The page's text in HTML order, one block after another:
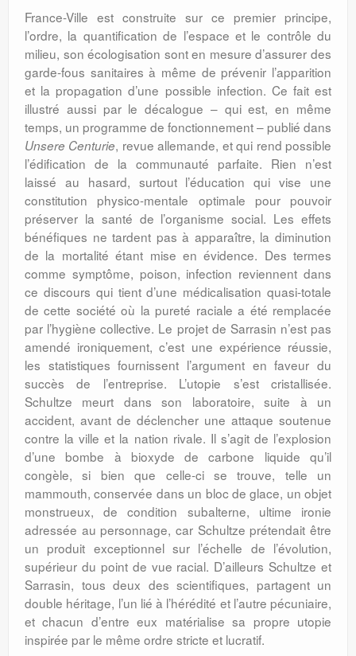
France-Ville est construite sur ce premier principe,
l’ordre, la quantification de l’espace et le contrôle du
milieu, son écologisation sont en mesure d’assurer des
garde-fous sanitaires à même de prévenir l’apparition
et la propagation d’une possible infection. Ce fait est
illustré aussi par le décalogue – qui est, en même
temps, un programme de fonctionnement – publié dans
Unsere Centurie, revue allemande, et qui rend possible
l’édification de la communauté parfaite. Rien n’est
laissé au hasard, surtout l’éducation qui vise une
constitution physico-mentale optimale pour pouvoir
préserver la santé de l’organisme social. Les effets
bénéfiques ne tardent pas à apparaître, la diminution
de la mortalité étant mise en évidence. Des termes
comme symptôme, poison, infection reviennent dans
ce discours qui tient d’une médicalisation quasi-totale
de cette société où la pureté raciale a été remplacée
par l’hygiène collective. Le projet de Sarrasin n’est pas
amendé ironiquement, c’est une expérience réussie,
les statistiques fournissent l’argument en faveur du
succès de l’entreprise. L’utopie s’est cristallisée.
Schultze meurt dans son laboratoire, suite à un
accident, avant de déclencher une attaque soutenue
contre la ville et la nation rivale. Il s’agit de l’explosion
d’une bombe à bioxyde de carbone liquide qu’il
congèle, si bien que celle-ci se trouve, telle un
mammouth, conservée dans un bloc de glace, un objet
monstrueux, de condition subalterne, ultime ironie
adressée au personnage, car Schultze prétendait être
un produit exceptionnel sur l’échelle de l’évolution,
supérieur du point de vue racial. D’ailleurs Schultze et
Sarrasin, tous deux des scientifiques, partagent un
double héritage, l’un lié à l’hérédité et l’autre pécuniaire,
et chacun d’entre eux matérialise sa propre utopie
inspirée par le même ordre stricte et lucratif.